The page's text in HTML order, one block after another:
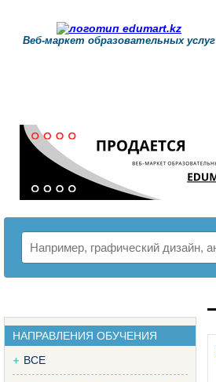
Веб-маркет образовательных услуг
НАПРАВЛЕНИЯ ОБУЧЕНИЯ
ВСЕ